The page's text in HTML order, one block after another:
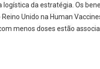
da estratégia. Os
Unido na Human
menos doses estão